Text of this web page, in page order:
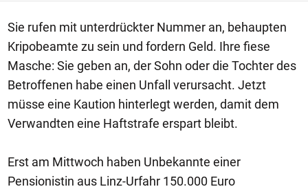
Sie rufen mit unterdrückter Nummer an, behaupten
Kripobeamte zu sein und fordern Geld. Ihre fiese
Masche: Sie geben an, der Sohn oder die Tochter des
Betroffenen habe einen Unfall verursacht. Jetzt
müsse eine Kaution hinterlegt werden, damit dem
Verwandten eine Haftstrafe erspart bleibt.
Erst am Mittwoch haben Unbekannte einer
Pensionistin aus Linz-Urfahr 150.000 Euro